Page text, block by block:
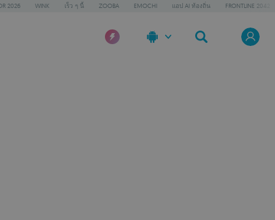
2026 WINK เร็ว ๆ นี้ ZOOBA EMOCHI แอป AI ท้องถิ่น FRONTLINE 2042